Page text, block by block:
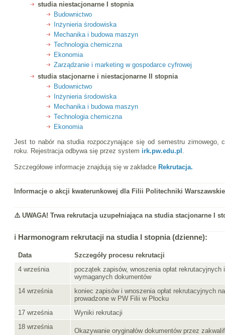
studia niestacjonarne I stopnia
Budownictwo
Inżynieria środowiska
Mechanika i budowa maszyn
Technologia chemiczna
Ekonomia
Zarządzanie i marketing w gospodarce cyfrowej
studia stacjonarne i niestacjonarne II stopnia
Budownictwo
Inżynieria środowiska
Mechanika i budowa maszyn
Technologia chemiczna
Ekonomia
Jest to nabór na studia rozpoczynające się od semestru zimowego,
roku. Rejestracja odbywa się przez system irk.pw.edu.pl .
Szczegółowe informacje znajdują się w zakładce Rekrutacja.
Informacje o akcji kwaterunkowej dla Filii Politechniki
⚠️ UWAGA! Trwa rekrutacja uzupełniająca na studia stacjonarne I
ℹ️ Harmonogram rekrutacji na studia I stopnia (dzienne):
Data
Szczegóły procesu rekrutacji
4 września
początek zapisów, wnoszenia opłat rekrutacyjnych
wymaganych dokumentów
14 września
koniec zapisów i wnoszenia opłat rekrutacyjnych
prowadzone w PW Filii w Płocku
17 września
Wyniki rekrutacji
18 września
Okazywanie oryginałów dokumentów przez